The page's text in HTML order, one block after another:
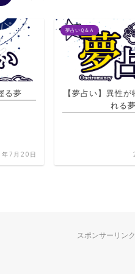
夢占いＱ＆Ａ
【夢占い】異性が物を貸してく
スポンサーリンク